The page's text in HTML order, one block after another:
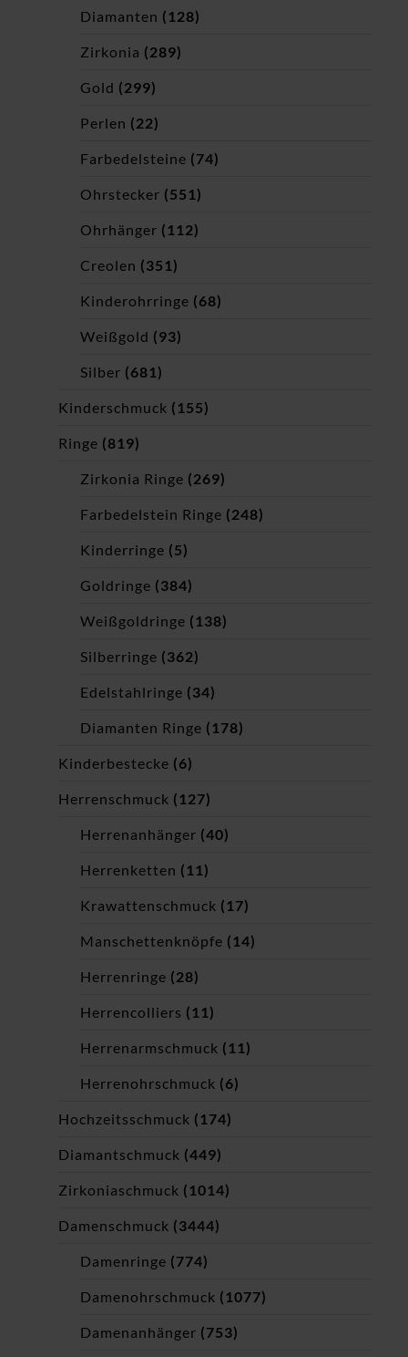
Diamanten (128)
Zirkonia (289)
Gold (299)
Perlen (22)
Farbedelsteine (74)
Ohrstecker (551)
Ohrhänger (112)
Creolen (351)
Kinderohrringe (68)
Weißgold (93)
Silber (681)
Kinderschmuck (155)
Ringe (819)
Zirkonia Ringe (269)
Farbedelstein Ringe (248)
Kinderringe (5)
Goldringe (384)
Weißgoldringe (138)
Silberringe (362)
Edelstahlringe (34)
Diamanten Ringe (178)
Kinderbestecke (6)
Herrenschmuck (127)
Herrenanhänger (40)
Herrenketten (11)
Krawattenschmuck (17)
Manschettenknöpfe (14)
Herrenringe (28)
Herrencolliers (11)
Herrenarmschmuck (11)
Herrenohrschmuck (6)
Hochzeitsschmuck (174)
Diamantschmuck (449)
Zirkoniaschmuck (1014)
Damenschmuck (3444)
Damenringe (774)
Damenohrschmuck (1077)
Damenanhänger (753)